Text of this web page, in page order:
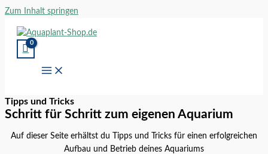
Zum Inhalt springen
Tipps und Tricks
Schritt für Schritt zum eigenen Aquarium
Auf dieser Seite erhältst du Tipps und Tricks für einen erfolgreichen
Aufbau und Betrieb deines Aquariums​